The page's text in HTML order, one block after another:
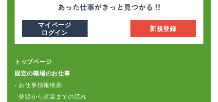
マイページ
ログイン
新規登録
トップページ
固定の職場のお仕事
- お仕事情報検索
- 登録から就業までの流れ